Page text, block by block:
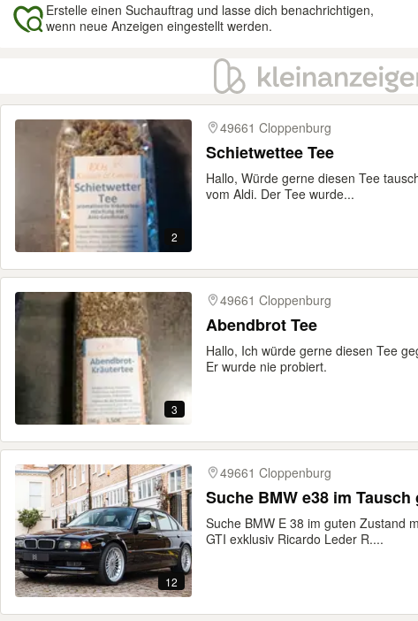
Erstelle einen Suchauftrag und lasse dich benachrichtigen,
wenn neue Anzeigen eingestellt werden.
Ergebnisse
2
49661 Cloppenburg
Schietwettee Tee
Hallo, Würde gerne diesen Tee
vom Aldi. Der Tee wurde...
3
49661 Cloppenburg
Abendbrot Tee
Hallo, Ich würde gerne diesen Tee
Er wurde nie probiert.
12
49661 Cloppenburg
Suche BMW e38 im
Suche BMW E 38 im guten Zustand
GTI exklusiv Ricardo Leder R....